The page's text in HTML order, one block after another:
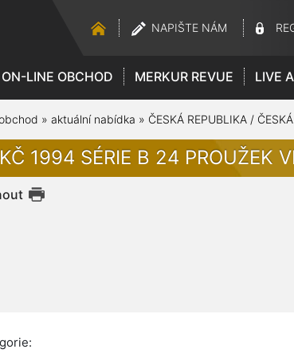
NAPIŠTE NÁM
ON-LINE OBCHOD MERKUR REVUE LIVE
» aktuální nabídka » ČESKÁ REPUBLIKA /
1994 SÉRIE B 24 PROUŽEK